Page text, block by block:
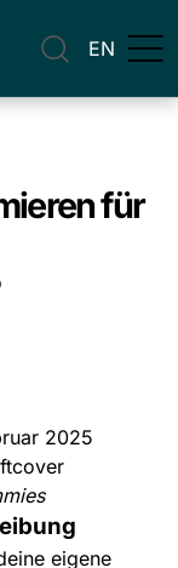
EN
für
2025
eigene